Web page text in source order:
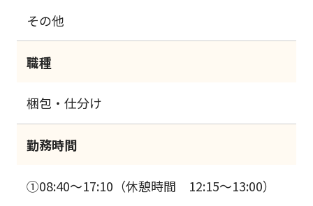
その他
職種
梱包・仕分け
勤務時間
①08:40～17:10（休憩時間 12:15～13:00）